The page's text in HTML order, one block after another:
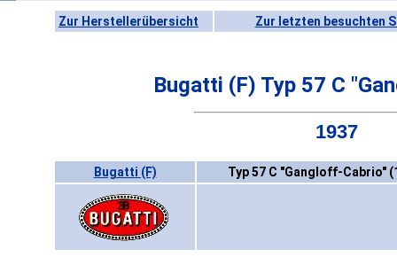
Zur Herstellerübersicht Zur letzten besuchten
Bugatti (F) Typ 57 C
1937
Bugatti (F) Typ 57 C "Gangloff-Cabrio"